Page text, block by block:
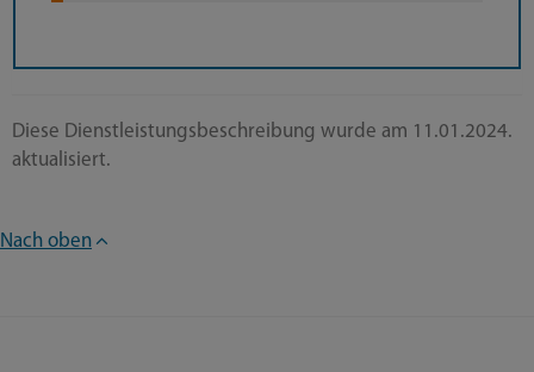
Diese Dienstleistungsbeschreibung wurde am 11.01.2024.
aktualisiert.
Nach oben